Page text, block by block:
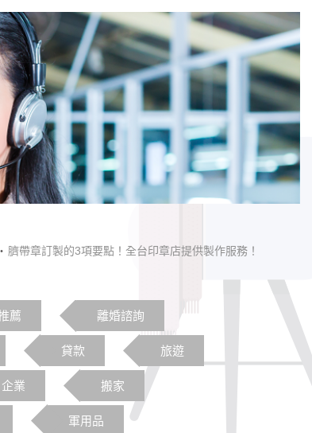
臍帶章訂製的3項要點！全台印章店提供製作服務！
薦 離婚諮詢
貸款 旅遊
企業 搬家
軍用品